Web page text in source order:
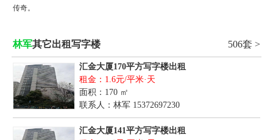
传奇。
506套 >
林军其它出租写字楼
汇金大厦170平方写字楼出租
租金：1.6元/平米·天
面积：170 ㎡
联系人：林军 15372697230
汇金大厦141平方写字楼出租